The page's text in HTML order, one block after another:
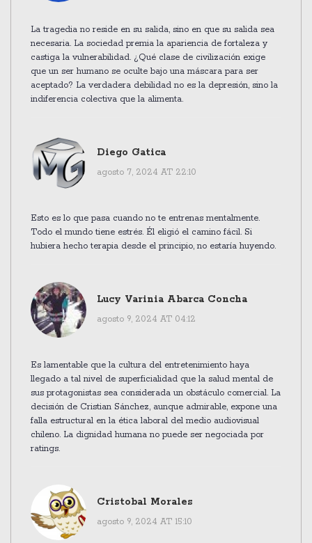
La tragedia no reside en su salida, sino en que su salida sea
necesaria. La sociedad premia la apariencia de fortaleza y
castiga la vulnerabilidad. ¿Qué clase de civilización exige
que un ser humano se oculte bajo una máscara para ser
aceptado? La verdadera debilidad no es la depresión, sino la
indiferencia colectiva que la alimenta.
Diego Gatica
agosto 7, 2024 AT 22:10
Esto es lo que pasa cuando no te entrenas mentalmente.
Todo el mundo tiene estrés. Él eligió el camino fácil. Si
hubiera hecho terapia desde el principio, no estaría huyendo.
Lucy Varinia Abarca Concha
agosto 9, 2024 AT 04:12
Es lamentable que la cultura del entretenimiento haya
llegado a tal nivel de superficialidad que la salud mental de
sus protagonistas sea considerada un obstáculo comercial. La
decisión de Cristian Sánchez, aunque admirable, expone una
falla estructural en la ética laboral del medio audiovisual
chileno. La dignidad humana no puede ser negociada por
ratings.
Cristobal Morales
agosto 9, 2024 AT 15:10